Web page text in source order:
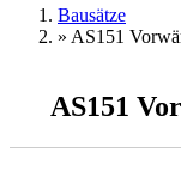
Sie sind hier
Bausätze
» AS151
AS151